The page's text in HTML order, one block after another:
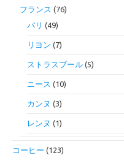
フランス (76)
パリ (49)
リヨン (7)
ストラスブール (5)
ニース (10)
カンヌ (3)
レンヌ (1)
コーヒー (123)